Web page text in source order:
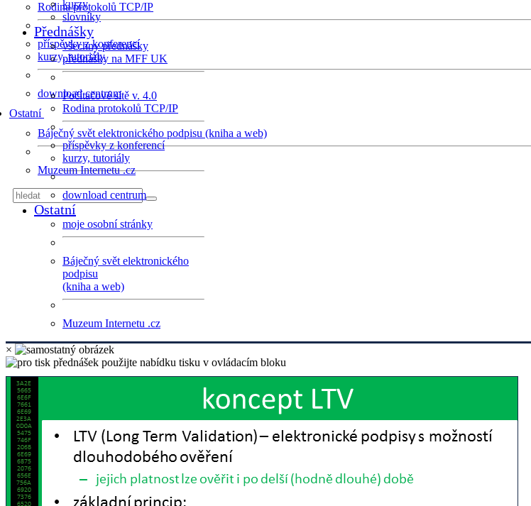
Rodina protokolů TCP/IP
příspěvky z konferencí
kurzy, tutoriály
download centrum
Ostatní
Báječný svět elektronického podpisu (kniha a web)
Muzeum Internetu .cz
kurzy
slovníky
Přednášky
všechny přednášky
přednášky na MFF UK
Počítačové sítě v. 4.0
Rodina protokolů TCP/IP
příspěvky z konferencí
kurzy, tutoriály
download centrum
Ostatní
moje osobní stránky
Báječný svět elektronického
podpisu
(kniha a web)
Muzeum Internetu .cz
×